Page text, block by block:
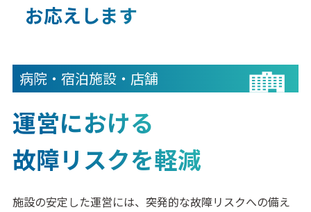
お応えします
病院・宿泊施設・店舗
運営における
故障リスクを軽減
施設の安定した運営には、突発的な故障リスクへの備え